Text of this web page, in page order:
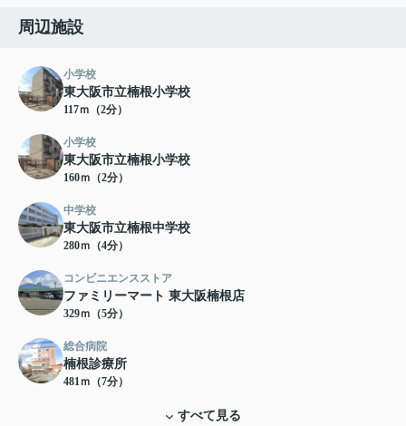
周辺施設
小学校
東大阪市立楠根小学校
117ｍ（2分）
小学校
東大阪市立楠根小学校
160ｍ（2分）
中学校
東大阪市立楠根中学校
280ｍ（4分）
コンビニエンスストア
ファミリーマート 東大阪楠根店
329ｍ（5分）
総合病院
楠根診療所
481ｍ（7分）
すべて見る